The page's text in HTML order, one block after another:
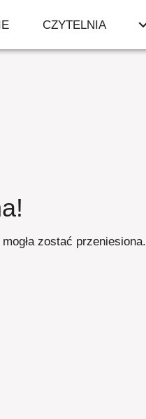
CZYTELNIA
!
zostać przeniesiona.